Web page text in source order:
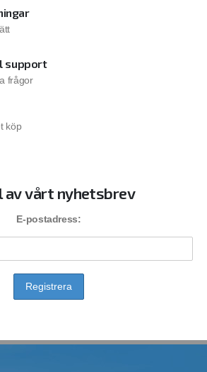
support
frågor
köp
av vårt nyhetsbrev
E-postadress: